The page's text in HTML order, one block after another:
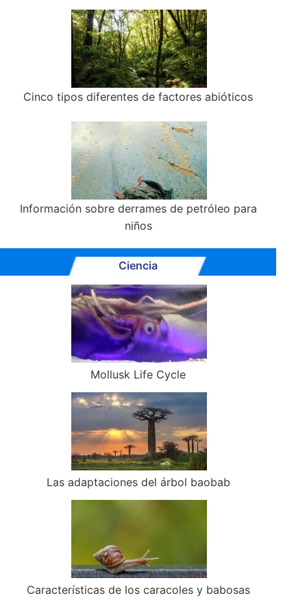
Cinco tipos diferentes de factores abióticos
Información sobre derrames de petróleo para
niños
Ciencia
Mollusk Life Cycle
Las adaptaciones del árbol baobab
Características de los caracoles y babosas